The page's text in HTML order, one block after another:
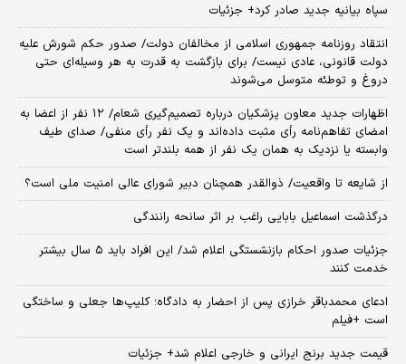
سپاه بیانیه جدید صادر کرد+ جزئیات
انتقاد روزنامه جمهوری اسلامی از مخالفان دولت/ صدور حکم شورش علیه
دولت قانونی، عادی نیست/ برای بازگشت به قدرت به هر وسیله‌ای حتی
دروغ و توطئه متوسل می‌شوند
اظهارات جدید معاون پزشکیان درباره تصمیم‌گیری شعام/ ۱۲ نفر از اعضا به
امضای تفاهم‌نامه رأی مثبت داده‌اند و یک نفر رأی منفی/ صدای طیف
وابسته یا نزدیک به همان یک نفر از همه بلندتر است
از شایعه تا واقعیت/ ذوالقدر همچنان دبیر شورای ‌عالی امنیت ملی است؟
درگذشت اسماعیل بابایی راغب بر اثر سانحه رانندگی
جزئیات صدور احکام بازنشستگی اعلام شد/ این افراد باید ۵ سال بیشتر
خدمت کنند
ادعای محمدباقر خرازی پس از احضار به دادگاه؛ کلیپ‌ها جعلی و ساختگی
است +فیلم
قیمت جدید برنج ایرانی و خارجی اعلام شد+ جزئیات